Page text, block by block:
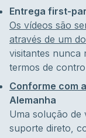
Entrega first-
Os vídeos são
através de um
visitantes nunca
termos de
Conforme com
Alemanha
Uma solução de
suporte direto,